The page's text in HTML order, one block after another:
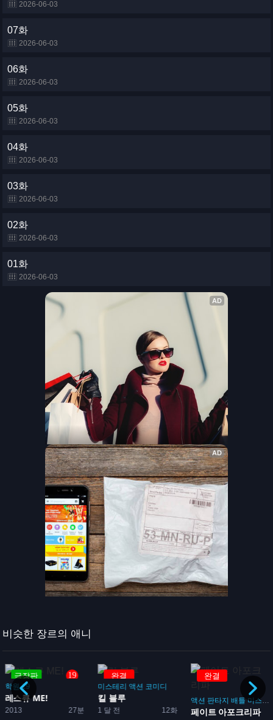
2026-06-03
07화
2026-06-03
06화
2026-06-03
05화
2026-06-03
04화
2026-06-03
03화
2026-06-03
02화
2026-06-03
01화
2026-06-03
비슷한 장르의 애니
극장판 19
학원 19
2013 27분
레스큐 ME!
완결
미스테리 액션 코미디
1 달 전 12화
킬 블루
완결
액션 판타지 배틀 미스테리
페이트 아포크리파